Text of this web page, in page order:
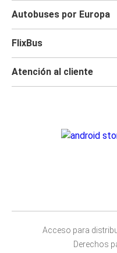
Autobuses por Europa
FlixBus
Atención al cliente
Acceso para
Derechos